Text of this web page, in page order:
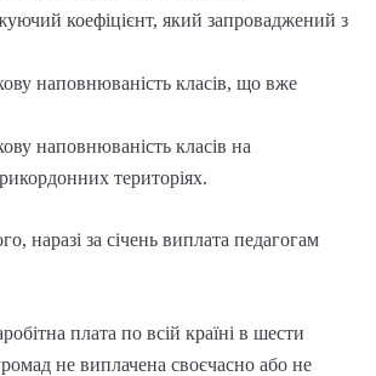
коефіцієнт, який запроваджений з
наповнюваність класів, що вже
наповнюваність класів на
територіях.
наразі за січень виплата педагогам
плата по всій країні в шести
не виплачена своєчасно або не